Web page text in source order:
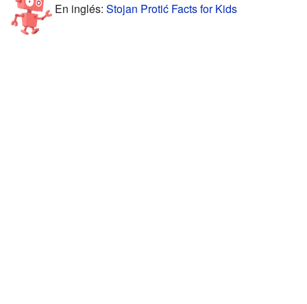
En inglés: Stojan Protić Facts for Kids